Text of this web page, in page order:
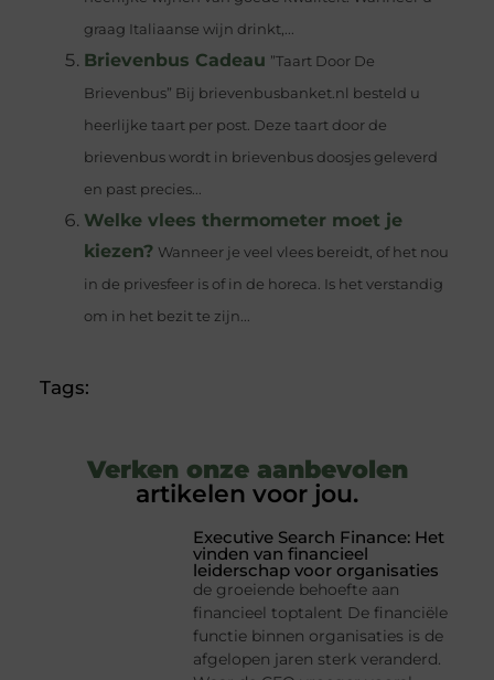
graag Italiaanse wijn drinkt,...
Brievenbus Cadeau ”Taart Door De
Brievenbus” Bij brievenbusbanket.nl besteld u
heerlijke taart per post. Deze taart door de
brievenbus wordt in brievenbus doosjes geleverd
en past precies...
Welke vlees thermometer moet je
kiezen? Wanneer je veel vlees bereidt, of het nou
in de privesfeer is of in de horeca. Is het verstandig
om in het bezit te zijn...
Tags:
Verken onze aanbevolen
artikelen voor jou.
Executive Search Finance: Het
vinden van financieel
leiderschap voor organisaties
de groeiende behoefte aan
financieel toptalent De financiële
functie binnen organisaties is de
afgelopen jaren sterk veranderd.